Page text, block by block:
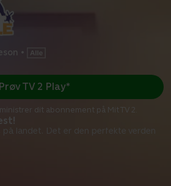
•
på landet. Det er den perfekte verden
Prøv TV 2 Play*
dit abonnement på Mit TV 2.